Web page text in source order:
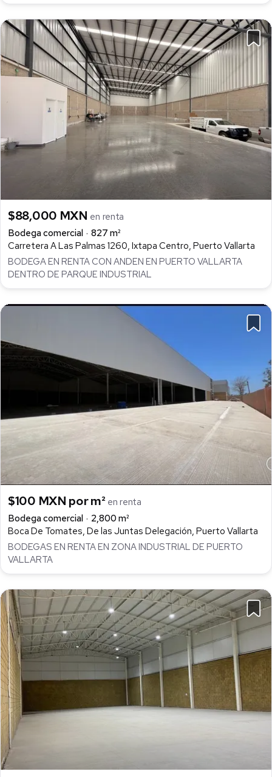
$88,000 MXN en renta
Bodega comercial
827 m²
Carretera A Las Palmas 1260, Ixtapa Centro, Puerto Vallarta
BODEGA EN RENTA CON ANDEN EN PUERTO VALLARTA
DENTRO DE PARQUE INDUSTRIAL
$100 MXN por m² en renta
Bodega comercial
2,800 m²
Boca De Tomates, De las Juntas Delegación, Puerto Vallarta
BODEGAS EN RENTA EN ZONA INDUSTRIAL DE PUERTO
VALLARTA